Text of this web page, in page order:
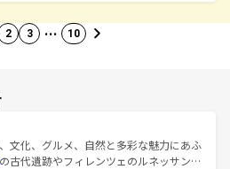
2 3 … 10
文化、グルメ、自然と多彩な魅力にあふ
の古代遺跡やフィレンツェのルネッサンス